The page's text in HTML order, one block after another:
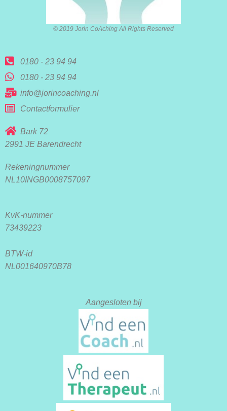
© 2019 Jorin CoAching All Rights Reserved
0180 - 23 94 94
0180 - 23 94 94
info@jorincoaching.nl
Contactformulier
Bark 72
2991 JE Barendrecht
Rekeningnummer
NL10INGB0008757097
KvK-nummer
73439223
BTW-id
NL001640970B78
Aangesloten bij